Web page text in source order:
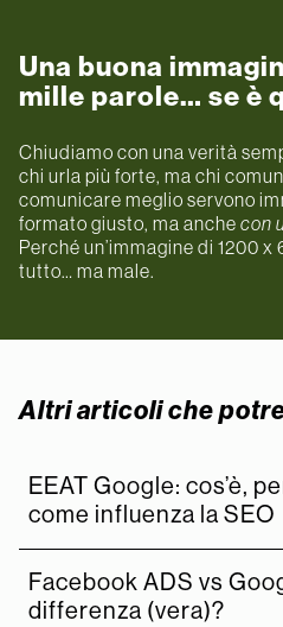
Una buona
mille parole… se è
Chiudiamo con una verità
chi urla più forte, ma chi
comunicare meglio servono
formato giusto, ma anche con
Perché un’immagine di 1200
tutto… ma male.
Altri articoli che
EEAT Google: cos’è,
come influenza la SEO
Facebook ADS vs
differenza (vera)?